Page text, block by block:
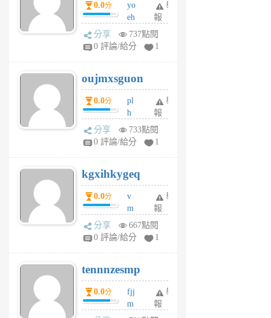
m
v
A
V
個
月
前
0.0分
yo
eh
ld
gy
個
月
前
舉
報
分享
737點閱
0 評論/給分
1
oujmxsguon
0.0分
pl
h
wi
w
6
個
月
前
舉
報
分享
733點閱
0 評論/給分
1
kgxihkygeq
0.0分
v
m
sg
sr
6
個
月
前
舉
報
分享
667點閱
0 評論/給分
1
tennnzesmp
0.0分
fjj
m
w
舉
報